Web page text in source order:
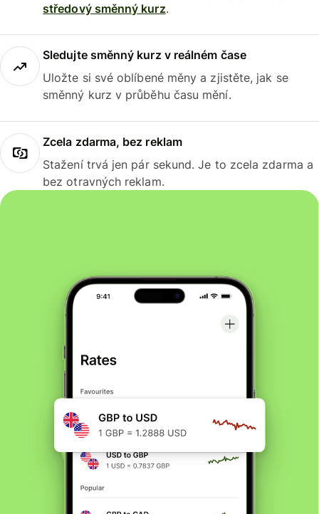
středový směnný kurz.
Sledujte směnný kurz v reálném čase
Uložte si své oblíbené měny a zjistěte, jak se
směnný kurz v průběhu času mění.
Zcela zdarma, bez reklam
Stažení trvá jen pár sekund. Je to zcela zdarma a
bez otravných reklam.